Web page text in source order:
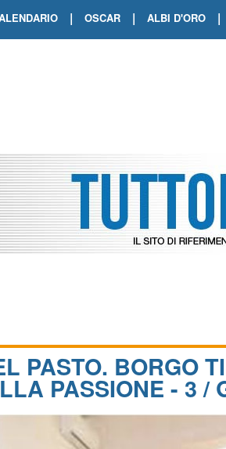
| OSCAR | ALBI D'ORO |
PASTO. BORGO
PASSIONE - 3 /